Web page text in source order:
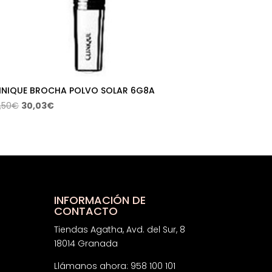
BROCHA POLVO SOLAR 6G8A
€ El
30,03€El
INFORMACIÓN DE
CONTACTO
Tiendas Agatha, Avd. del Sur, 8
18014 Granada
Llámanos ahora: 958 100 101